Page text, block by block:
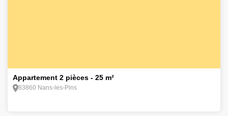
Appartement 2 pièces - 25 m²
83860 Nans-les-Pins